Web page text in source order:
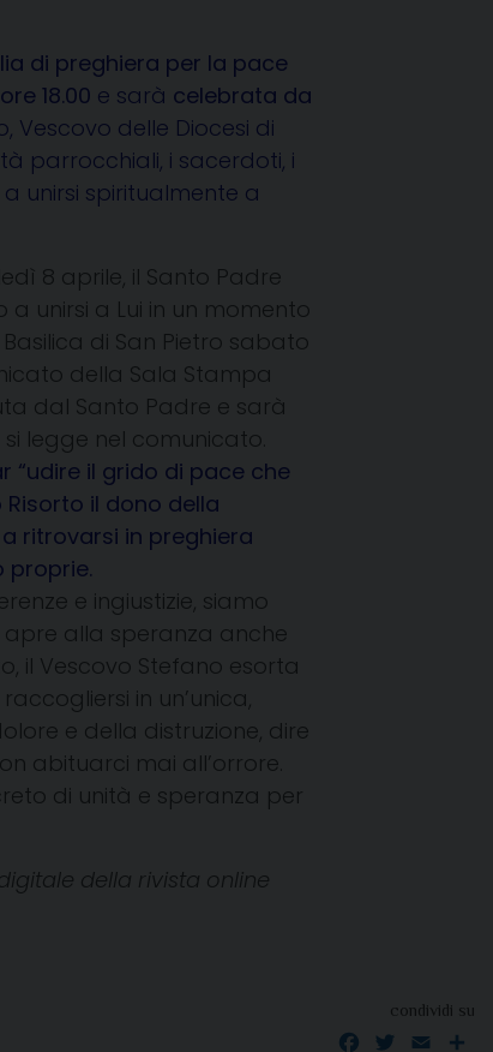
di preghiera per la pace
18.00 e sarà celebrata da
Vescovo delle Diocesi di
parrocchiali, i sacerdoti, i
unirsi spiritualmente a
8 aprile, il Santo Padre
a unirsi a Lui in un momento
di San Pietro sabato
della Sala Stampa
dal Santo Padre e sarà
legge nel comunicato.
“udire il grido di pace che
il dono della
ritrovarsi in preghiera
proprie.
e ingiustizie, siamo
alla speranza anche
il Vescovo Stefano esorta
in un’unica,
e della distruzione, dire
abituarci mai all’orrore.
di unità e speranza per
della rivista online
condividi su
Facebook
TwitterEmail